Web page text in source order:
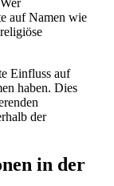
auf Namen wie
Einfluss auf
haben. Dies
der
in der